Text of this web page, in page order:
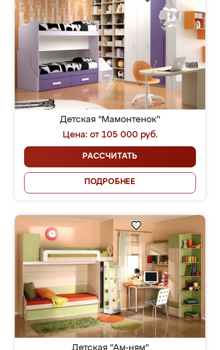
Детская "Мамонтенок"
Цена: от 105 000 руб.
РАССЧИТАТЬ
ПОДРОБНЕЕ
Детская "Ам-ням"